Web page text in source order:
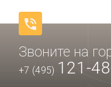
Звоните на
+7 (495) 121-